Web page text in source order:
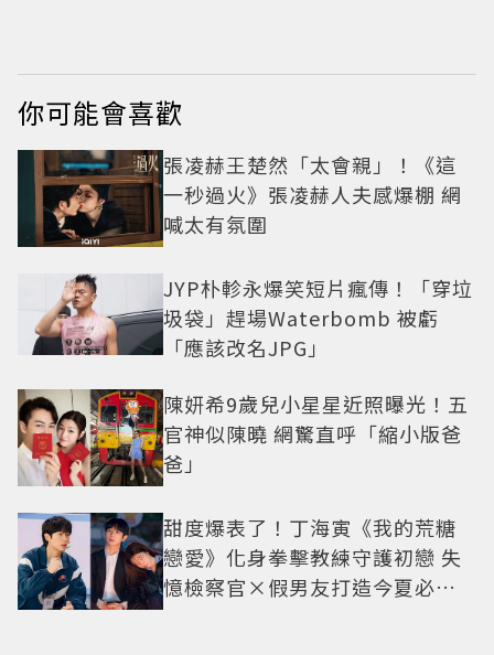
你可能會喜歡
張凌赫王楚然「太會親」！《這
一秒過火》張凌赫人夫感爆棚 網
喊太有氛圍
JYP朴軫永爆笑短片瘋傳！「穿垃
圾袋」趕場Waterbomb 被虧
「應該改名JPG」
陳妍希9歲兒小星星近照曝光！五
官神似陳曉 網驚直呼「縮小版爸
爸」
甜度爆表了！丁海寅《我的荒糖
戀愛》化身拳擊教練守護初戀 失
憶檢察官×假男友打造今夏必看